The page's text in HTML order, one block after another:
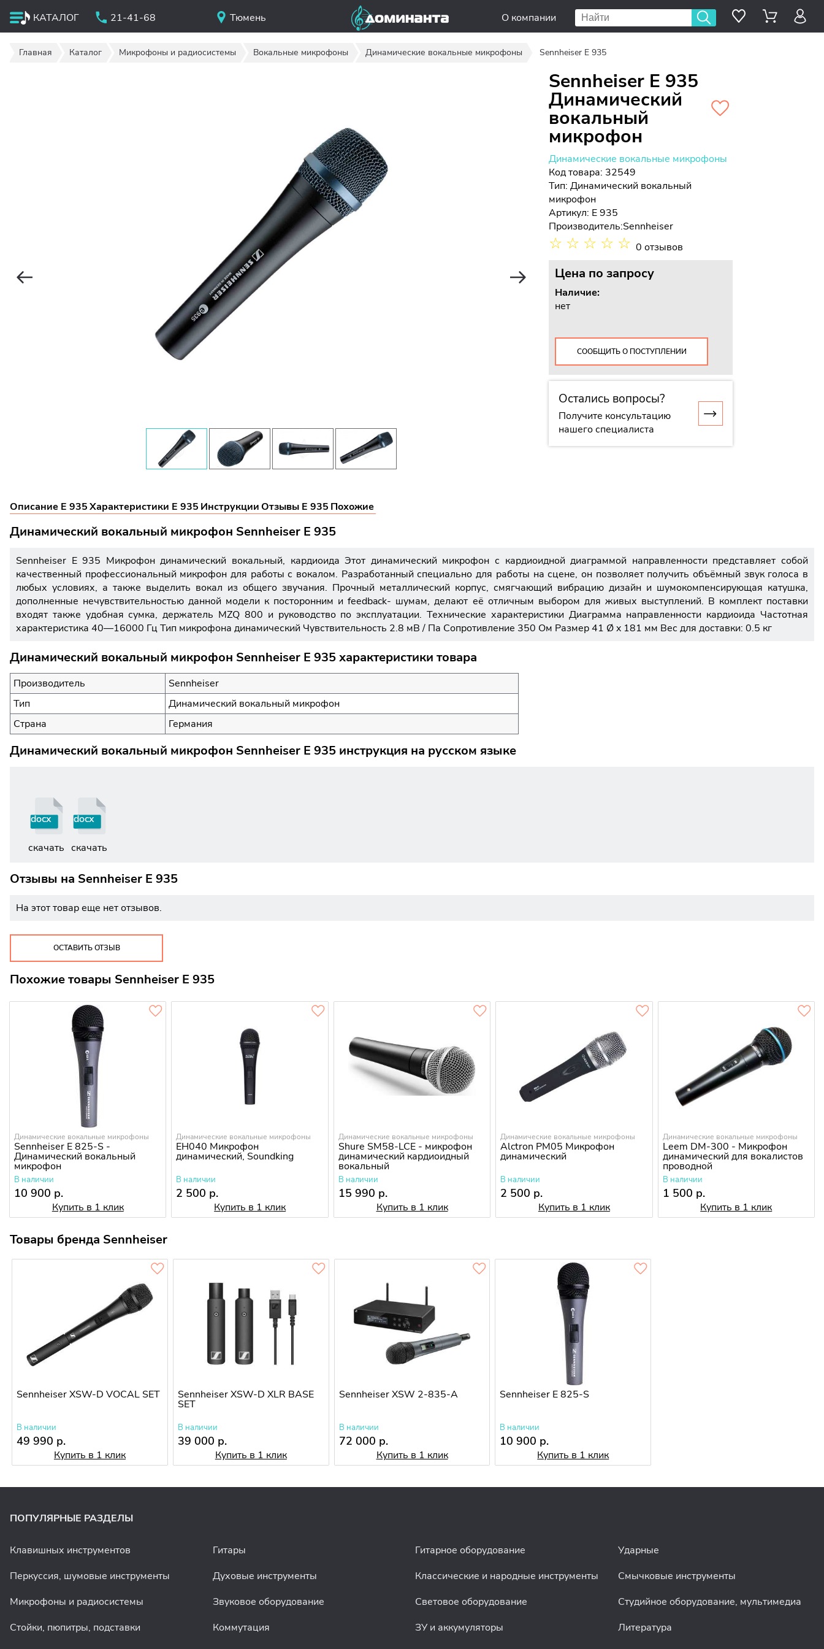
КАТАЛОГ 21-41-68 Тюмень О компании
Главная Каталог Микрофоны и радиосистемы Вокальные микрофоны Динамические вокальные микрофоны Sennheiser E 935
Sennheiser E 935
Динамический
вокальный
микрофон
Динамические вокальные микрофоны
Код товара: 32549
Тип:Динамический вокальный
микрофон
Артикул: E 935
Производитель:Sennheiser
☆ ☆ ☆ ☆ ☆ 0 отзывов
Цена по запросу
Наличие:
нет
СООБЩИТЬ О ПОСТУПЛЕНИИ
Остались вопросы?
Получите консультацию
нашего специалиста
Описание E 935Характеристики E 935 ИнструкцииОтзывы E 935 Похожие
Динамический вокальный микрофон Sennheiser E 935
Sennheiser E 935 Микрофон динамический вокальный, кардиоида Этот динамический микрофон с кардиоидной диаграммой направленности представляет собой
качественный профессиональный микрофон для работы с вокалом. Разработанный специально для работы на сцене, он позволяет получить объёмный звук голоса в
любых условиях, а также выделить вокал из общего звучания. Прочный металлический корпус, смягчающий вибрацию дизайн и шумокомпенсирующая катушка,
дополненные нечувствительностью данной модели к посторонним и feedback- шумам, делают её отличным выбором для живых выступлений. В комплект поставки
входят также удобная сумка, держатель MZQ 800 и руководство по эксплуатации. Технические характеристики Диаграмма направленности кардиоида Частотная
характеристика 40—16000 Гц Тип микрофона динамический Чувствительность 2.8 мВ / Па Сопротивление 350 Ом Размер 41 Ø x 181 мм Вес для доставки: 0.5 кг
Динамический вокальный микрофон Sennheiser E 935 характеристики товара
Производитель
Sennheiser
Тип
Динамический вокальный микрофон
Страна
Германия
Динамический вокальный микрофон Sennheiser E 935 инструкция на русском языке
docx
скачать
docx
скачать
Отзывы на Sennheiser E 935
На этот товар еще нет отзывов.
ОСТАВИТЬ ОТЗЫВ
Похожие товары Sennheiser E 935
Динамические вокальные микрофоны
Sennheiser E 825-S -
Динамический вокальный
микрофон
В наличии
10 900 р.
Купить в 1 клик
Динамические вокальные микрофоны
EH040 Микрофон
динамический, Soundking
В наличии
2 500 р.
Купить в 1 клик
Динамические вокальные микрофоны
Shure SM58-LCE - микрофон
динамический кардиоидный
вокальный
В наличии
15 990 р.
Купить в 1 клик
Динамические вокальные микрофоны
Alctron PM05 Микрофон
динамический
В наличии
2 500 р.
Купить в 1 клик
Динамические вокальные микрофоны
Leem DM-300 - Микрофон
динамический для вокалистов
проводной
В наличии
1 500 р.
Купить в 1 клик
Товары бренда Sennheiser
Sennheiser XSW-D VOCAL SET
В наличии
49 990 р.
Купить в 1 клик
Sennheiser XSW-D XLR BASE
SET
В наличии
39 000 р.
Купить в 1 клик
Sennheiser XSW 2-835-A
В наличии
72 000 р.
Купить в 1 клик
Sennheiser E 825-S
В наличии
10 900 р.
Купить в 1 клик
ПОПУЛЯРНЫЕ РАЗДЕЛЫ
Клавишных инструментов Гитары Гитарное оборудование
Ударные
Перкуссия, шумовые инструменты
Духовые инструменты Классические и народные инструменты
Смычковые инструменты
Микрофоны и радиосистемы
Звуковое оборудование Световое оборудование
Студийное оборудование, мультимедиа
Стойки, пюпитры, подставки
Коммутация ЗУ и аккумуляторы
Литература